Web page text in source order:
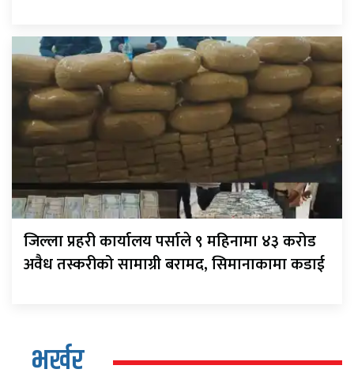
जिल्ला प्रहरी कार्यालय पर्साले ९ महिनामा ४३ करोड
अवैध तस्करीको सामाग्री बरामद, सिमानाकामा कडाई
भर्खर